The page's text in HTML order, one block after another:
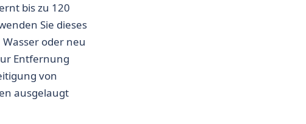
bis zu 120
Sie dieses
oder neu
Entfernung
von
ausgelaugt